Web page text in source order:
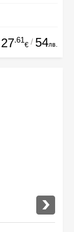
27.61
€ / 54лв.